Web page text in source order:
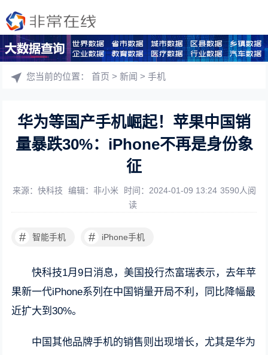
您当前的位置：首页 >新闻 >手机
华为等国产手机崛起！苹果中国销
量暴跌30%：iPhone不再是身份象
征
来源：快科技 编辑：非小米 时间：2024-01-09 13:24 3590人阅
读
# 智能手机 # iPhone手机
快科技1月9日消息，美国投行杰富瑞表示，去年苹
果新一代iPhone系列在中国销量开局不利，同比降幅最
近扩大到30%。
中国其他品牌手机的销售则出现增长，尤其是华为